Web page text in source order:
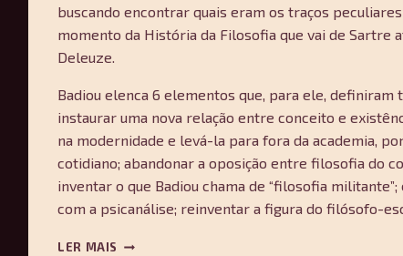
buscando encontrar quais eram os traços
momento da História da Filosofia que vai de Sartre
Deleuze.
Badiou elenca 6 elementos que, para ele, definiram
instaurar uma nova relação entre conceito e
na modernidade e levá-la para fora da academia,
cotidiano; abandonar a oposição entre filosofia do
inventar o que Badiou chama de “filosofia
com a psicanálise; reinventar a figura do filósofo-
LER MAIS A